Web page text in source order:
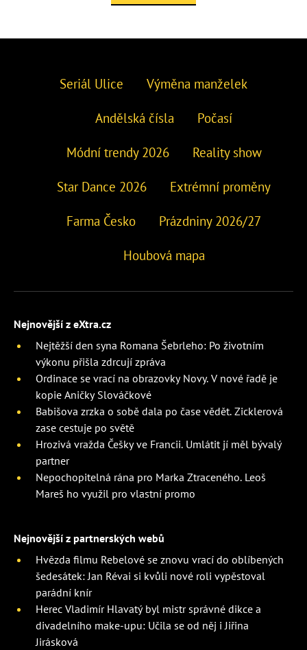
Seriál Ulice Výměna manželek
Andělská čísla Počasí
Módní trendy 2026 Reality show
Star Dance 2026 Extrémní proměny
Farma Česko Prázdniny 2026/27
Houbová mapa
Nejnovější z eXtra.cz
Nejtěžší den syna Romana Šebrleho: Po životním
výkonu přišla zdrcují zpráva
Ordinace se vrací na obrazovky Novy. V nové řadě je
kopie Aničky Slováčkové
Babišova zrzka o sobě dala po čase vědět. Zicklerová
zase cestuje po světě
Hrozivá vražda Češky ve Francii. Umlátit jí měl bývalý
partner
Nepochopitelná rána pro Marka Ztraceného. Leoš
Mareš ho využil pro vlastní promo
Nejnovější z partnerských webů
Hvězda filmu Rebelové se znovu vrací do oblíbených
šedesátek: Jan Révai si kvůli nové roli vypěstoval
parádní knír
Herec Vladimír Hlavatý byl mistr správné dikce a
divadelního make-upu: Učila se od něj i Jiřina
Jirásková